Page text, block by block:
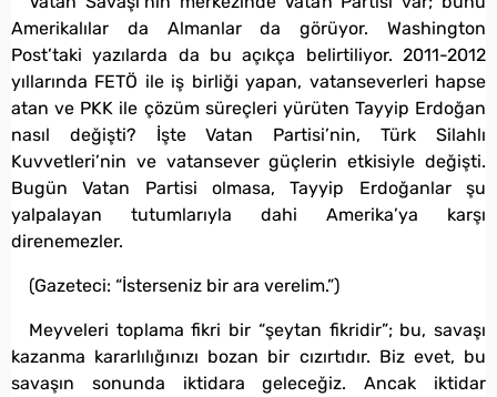
Amerikalılar da Almanlar da görüyor. Washington
Post’taki yazılarda da bu açıkça belirtiliyor. 2011-2012
yıllarında FETÖ ile iş birliği yapan, vatanseverleri hapse
atan ve PKK ile çözüm süreçleri yürüten Tayyip Erdoğan
nasıl değişti? İşte Vatan Partisi’nin, Türk Silahlı
Kuvvetleri’nin ve vatansever güçlerin etkisiyle değişti.
Bugün Vatan Partisi olmasa, Tayyip Erdoğanlar şu
yalpalayan tutumlarıyla dahi Amerika’ya karşı
direnemezler.
(Gazeteci: “İsterseniz bir ara verelim.”)
Meyveleri toplama fikri bir “şeytan fikridir”; bu, savaşı
kazanma kararlılığınızı bozan bir cızırtıdır. Biz evet, bu
savaşın sonunda iktidara geleceğiz. Ancak iktidar